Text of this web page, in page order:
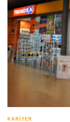
KARIYER